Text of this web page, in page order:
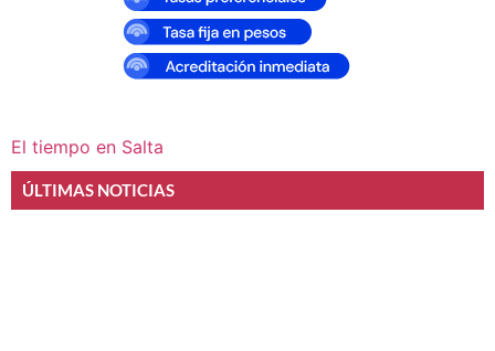
El tiempo en Salta
ÚLTIMAS NOTICIAS